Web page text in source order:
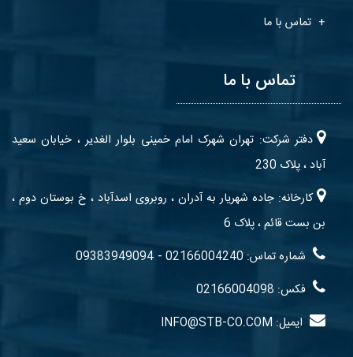
تماس با ما
تماس با ما
دفتر شرکت: تهران شهرک امام خمینی بلوار الغدیر ، خیابان سعید
آباد ، پلاک 230
کارخانه: جاده شهریار به آدران ، روبروی اسدآباد ، خ بوستان دوم ،
بن بست قائم ، پلاک 6
شماره تماس: 02166004240
-
09383949094
فکس: 02166004098
ایمیل: INFO@STB-CO.COM